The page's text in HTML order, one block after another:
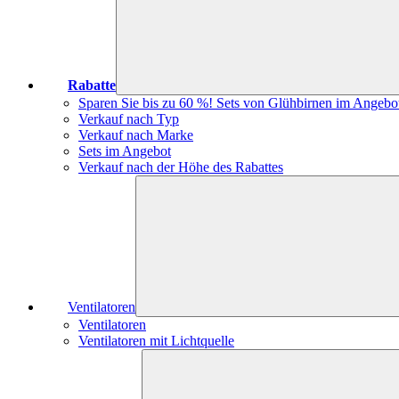
Rabatte
Sparen Sie bis zu 60 %! Sets von Glühbirnen im
Verkauf nach Typ
Verkauf nach Marke
Sets im Angebot
Verkauf nach der Höhe des Rabattes
Ventilatoren
Ventilatoren
Ventilatoren mit Lichtquelle